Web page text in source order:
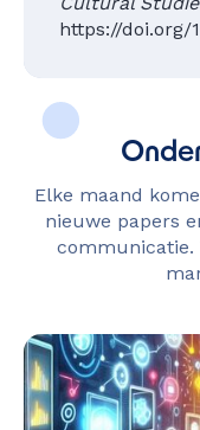
https://doi.org/
Elke maand
nieuwe papers
communicatie.